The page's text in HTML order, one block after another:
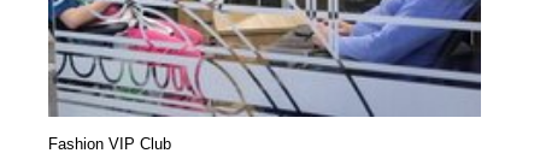
Fashion VIP Club